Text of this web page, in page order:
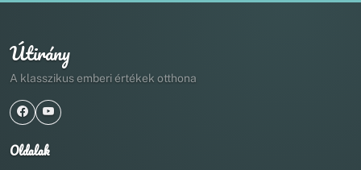
Útirány
A klasszikus emberi értékek otthona
Oldalak